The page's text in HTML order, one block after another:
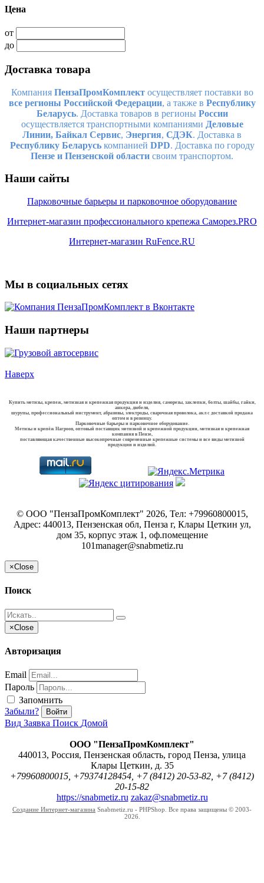
Цена
от
до
Доставка товара
Компания ПензаПромКомплектосуществляет поставки во
все регионы Российской Федерации, а также в Республику
Беларусь. Доставка товаров в регионы России
осуществляется транспортными компаниями Деловые
Линии, Байкал Сервис, Энергия, СДЭК. Доставка в
Республику Беларуськомпанией DPD. Доставка по городу
Пензе и Пензенской области своим транспортом.
Наши сайты
Парковочные барьеры и парковочное оборудование
Интернет-магазин профессионального крепежа Саморез.PRO
Интернет-магазин RuFence.RU
Мы в социальных сетях
Наши партнеры
Наверх
Купить метизы, крепеж, метизная и крепежная продукция и изделия, саморезы, заклепки, болты, шайбы, гайки,
анкера, дюбеля,
шурупы, профессиональный инструмент, абразивы, электроды, сварочная проволока, акл с доставкой продажа
оптом и в розницу.
Парковочные барьеры и парковочное оборудование.
Метизы и крепёж Harpoon, оптовый поставщик метизной и крепежной продукции, метизная и крепежная
компания в Пензе,
поставляющая качественные высокопрочные современные крепежные системы и все виды метизной
продукции и изделий.
© ООО "ПензаПромКомплект" 2026, Тел: +79960800015,
Адрес: 440013, Пензенская обл, Пенза г, Клары Цеткин ул,
дом 35, корпус этаж 1, оф.помещение
101manager@snabmetiz.ru
×Close
Поиск
×Close
Авторизация
Email
Пароль
Запомнить
Забыли?
Войти
Вид Заявка Поиск Домой
ООО "ПензаПромКомплект"
440013, Россия, Пензенская область, город Пенза, улица
Клары Цеткин, д. 35
+79960800015, +79374128454, +7 (8412) 20-53-82, +7 (8412)
20-15-82
https://snabmetiz.ru zakaz@snabmetiz.ru
Создание Интернет-магазина Snabmetiz.ru - PHPShop. Все права защищены © 2003-
2026.